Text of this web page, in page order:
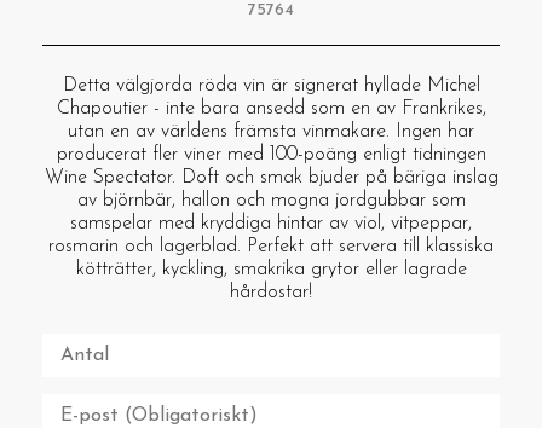
75764
Detta välgjorda röda vin är signerat hyllade Michel
Chapoutier - inte bara ansedd som en av Frankrikes,
utan en av världens främsta vinmakare. Ingen har
producerat fler viner med 100-poäng enligt tidningen
Wine Spectator. Doft och smak bjuder på bäriga inslag
av björnbär, hallon och mogna jordgubbar som
samspelar med kryddiga hintar av viol, vitpeppar,
rosmarin och lagerblad. Perfekt att servera till klassiska
kötträtter, kyckling, smakrika grytor eller lagrade
hårdostar!